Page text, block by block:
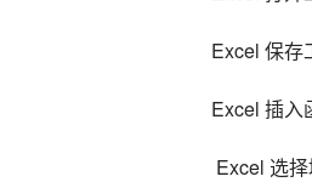
Excel 保
Excel 插
Excel 选